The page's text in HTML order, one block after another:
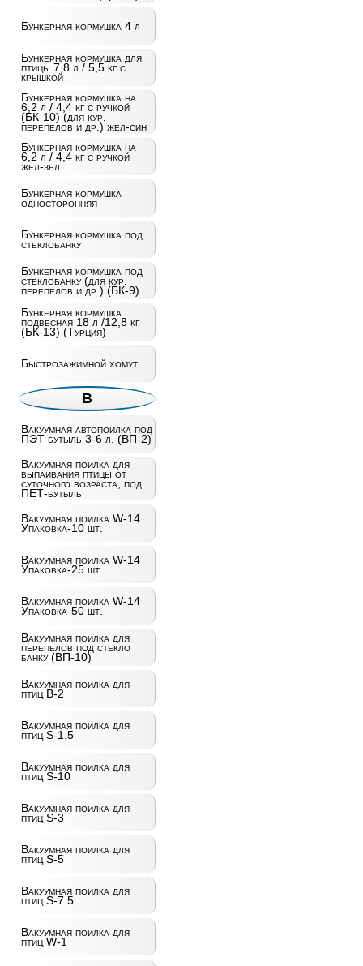
Бункерная кормушка 4 л
Бункерная кормушка для
птицы 7,8 л / 5,5 кг с
крышкой
Бункерная кормушка на
6,2 л / 4,4 кг с ручкой
(БК-10) (для кур,
перепелов и др.) жел-син
Бункерная кормушка на
6,2 л / 4,4 кг с ручкой
жел-зел
Бункерная кормушка
односторонняя
Бункерная кормушка под
стеклобанку
Бункерная кормушка под
стеклобанку (для кур,
перепелов и др.) (БК-9)
Бункерная кормушка
подвесная 18 л /12,8 кг
(БК-13) (Турция)
Быстрозажимной хомут
В
Вакуумная автопоилка под
ПЭТ бутыль 3-6 л. (ВП-2)
Вакуумная поилка для
выпаивания птицы от
суточного возраста, под
ПЕТ-бутыль
Вакуумная поилка W-14
Упаковка-10 шт.
Вакуумная поилка W-14
Упаковка-25 шт.
Вакуумная поилка W-14
Упаковка-50 шт.
Вакуумная поилка для
перепелов под стекло
банку (ВП-10)
Вакуумная поилка для
птиц B-2
Вакуумная поилка для
птиц S-1.5
Вакуумная поилка для
птиц S-10
Вакуумная поилка для
птиц S-3
Вакуумная поилка для
птиц S-5
Вакуумная поилка для
птиц S-7.5
Вакуумная поилка для
птиц W-1